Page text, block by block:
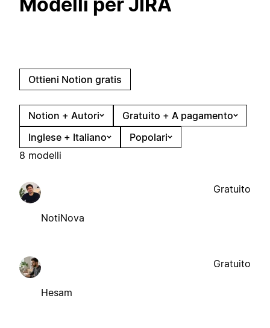
Modelli per JIRA
Ottieni Notion gratis
Notion + Autori
Gratuito + A pagamento
Inglese + Italiano
Popolari
8 modelli
NotiNova
Gratuito
Hesam
Gratuito